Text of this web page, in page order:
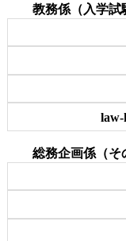
教務係（入学試
総務企画係（そ